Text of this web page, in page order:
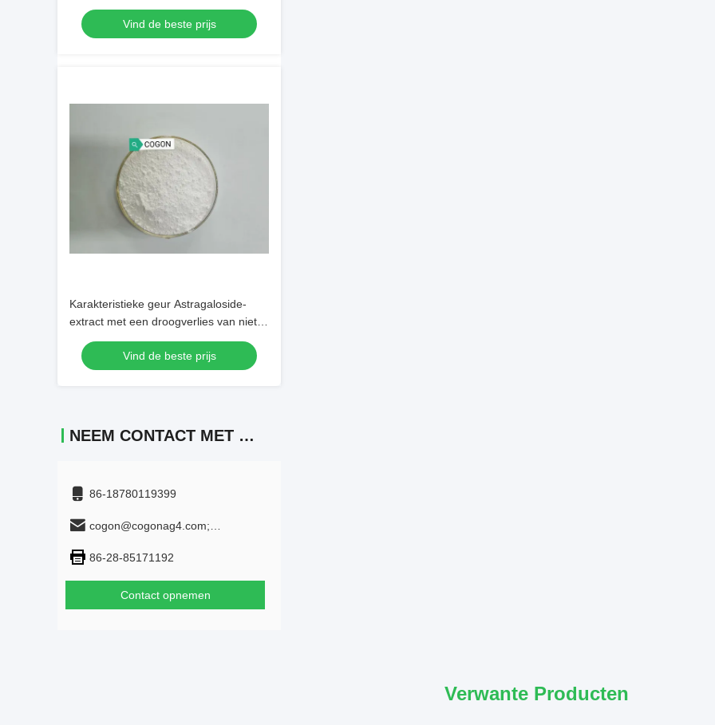
cosmetische en voedingssupplementen
Vind de beste prijs
Karakteristieke geur Astragaloside-
extract met een droogverlies van niet
meer dan 3 procent, geschikt voor de
productie van voedingssupplementen
Vind de beste prijs
NEEM CONTACT MET ONS OP
86-18780119399
cogon@cogonag4.com;
86-28-85171192
Contact opnemen
Verwante Producten